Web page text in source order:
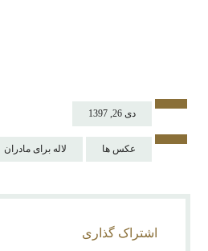
دی 26, 1397
عکس ها لاله برای مادران